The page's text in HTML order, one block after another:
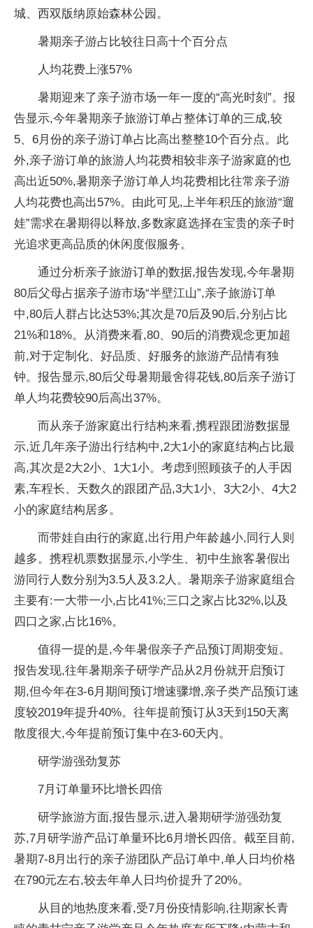
城、西双版纳原始森林公园。
暑期亲子游占比较往日高十个百分点
人均花费上涨57%
暑期迎来了亲子游市场一年一度的“高光时刻”。报
告显示,今年暑期亲子旅游订单占整体订单的三成,较
5、6月份的亲子游订单占比高出整整10个百分点。此
外,亲子游订单的旅游人均花费相较非亲子游家庭的也
高出近50%,暑期亲子游订单人均花费相比往常亲子游
人均花费也高出57%。由此可见,上半年积压的旅游“遛
娃”需求在暑期得以释放,多数家庭选择在宝贵的亲子时
光追求更高品质的休闲度假服务。
通过分析亲子旅游订单的数据,报告发现,今年暑期
80后父母占据亲子游市场“半壁江山”,亲子旅游订单
中,80后人群占比达53%;其次是70后及90后,分别占比
21%和18%。从消费来看,80、90后的消费观念更加超
前,对于定制化、好品质、好服务的旅游产品情有独
钟。报告显示,80后父母暑期最舍得花钱,80后亲子游订
单人均花费较90后高出37%。
而从亲子游家庭出行结构来看,携程跟团游数据显
示,近几年亲子游出行结构中,2大1小的家庭结构占比最
高,其次是2大2小、1大1小。考虑到照顾孩子的人手因
素,车程长、天数久的跟团产品,3大1小、3大2小、4大2
小的家庭结构居多。
而带娃自由行的家庭,出行用户年龄越小,同行人则
越多。携程机票数据显示,小学生、初中生旅客暑假出
游同行人数分别为3.5人及3.2人。暑期亲子游家庭组合
主要有:一大带一小,占比41%;三口之家占比32%,以及
四口之家,占比16%。
值得一提的是,今年暑假亲子产品预订周期变短。
报告发现,往年暑期亲子研学产品从2月份就开启预订
期,但今年在3-6月期间预订增速骤增,亲子类产品预订速
度较2019年提升40%。往年提前预订从3天到150天离
散度很大,今年提前预订集中在3-60天内。
研学游强劲复苏
7月订单量环比增长四倍
研学旅游方面,报告显示,进入暑期研学游强劲复
苏,7月研学游产品订单量环比6月增长四倍。截至目前,
暑期7-8月出行的亲子游团队产品订单中,单人日均价格
在790元左右,较去年单人日均价提升了20%。
从目的地热度来看,受7月份疫情影响,往期家长青